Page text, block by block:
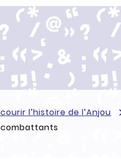
l’histoire de l’Anjou
combattants